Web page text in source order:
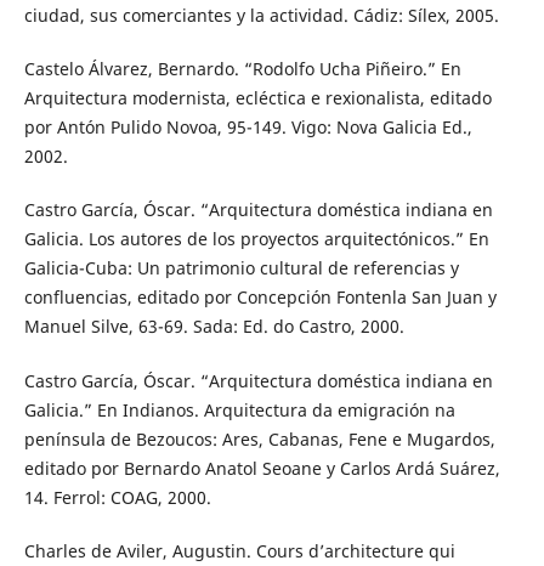
ciudad, sus comerciantes y la actividad. Cádiz: Sílex, 2005.
Castelo Álvarez, Bernardo. “Rodolfo Ucha Piñeiro.” En
Arquitectura modernista, ecléctica e rexionalista, editado
por Antón Pulido Novoa, 95-149. Vigo: Nova Galicia Ed.,
2002.
Castro García, Óscar. “Arquitectura doméstica indiana en
Galicia. Los autores de los proyectos arquitectónicos.” En
Galicia-Cuba: Un patrimonio cultural de referencias y
confluencias, editado por Concepción Fontenla San Juan y
Manuel Silve, 63-69. Sada: Ed. do Castro, 2000.
Castro García, Óscar. “Arquitectura doméstica indiana en
Galicia.” En Indianos. Arquitectura da emigración na
península de Bezoucos: Ares, Cabanas, Fene e Mugardos,
editado por Bernardo Anatol Seoane y Carlos Ardá Suárez,
14. Ferrol: COAG, 2000.
Charles de Aviler, Augustin. Cours d’architecture qui